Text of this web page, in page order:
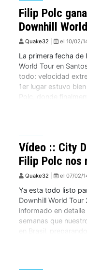
Filip Polc
Downhill
Quake32 el 10/02/
La primera fecha de
World Tour en
todo: velocidad
1er lugar estuvo
Polc, donde
Vídeo :: City
Filip Polc nos
Quake32 el 07/02/
Ya esta todo listo
Downhill World Tour
informado en
semanas que
en Brasil,